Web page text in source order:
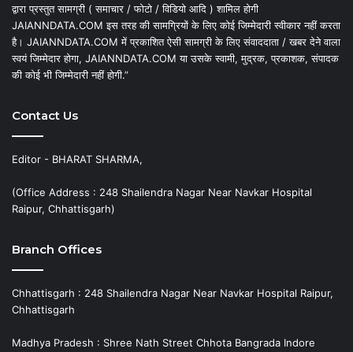
द्वारा प्रस्तुत सामग्री ( समाचार / फोटो / विडियो आदि ) शामिल होगी
JAIANNDATA.COM इस तरह की सामग्रियों के लिए कोई जिम्मेदारी स्वीकार नहीं करता
है। JAIANNDATA.COM में प्रकाशित ऐसी सामग्री के लिए संवाददाता / खबर देने वाला
स्वयं जिम्मेदार होगा, JAIANNDATA.COM या उसके स्वामी, मुद्रक, प्रकाशक, संपादक
की कोई भी जिम्मेदारी नहीं होगी.”
Contact Us
Editor - BHARAT SHARMA,
(Office Address : 248 Shailendra Nagar Near Navkar Hospital
Raipur, Chhattisgarh)
Branch Offices
Chhattisgarh : 248 Shailendra Nagar Near Navkar Hospital Raipur,
Chhattisgarh
Madhya Pradesh : Shree Nath Street Chhota Bangrada Indore